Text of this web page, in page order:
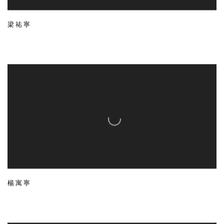
梁祐寧
楊寓寧